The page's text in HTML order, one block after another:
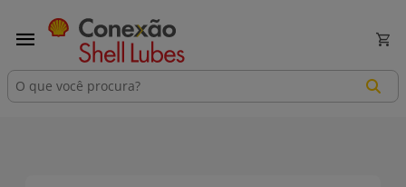
menu shopping_cart